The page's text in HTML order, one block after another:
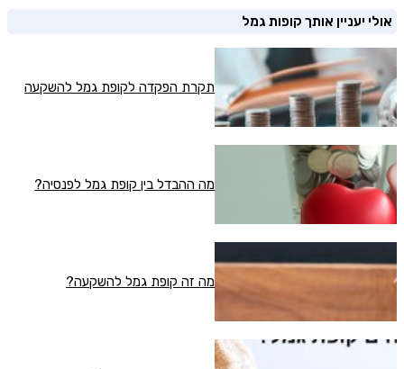
אולי יעניין אותך קופות גמל
תקרת הפקדה לקופת גמל להשקעה
מה ההבדל בין קופת גמל לפנסיה?
מה זה קופת גמל להשקעה?